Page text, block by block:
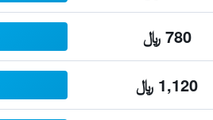
780 ﷼
1,120 ﷼